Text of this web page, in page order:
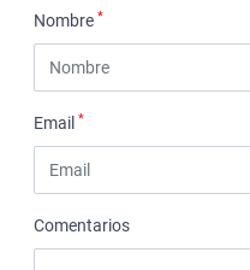
Nombre*
Email*
Comentarios